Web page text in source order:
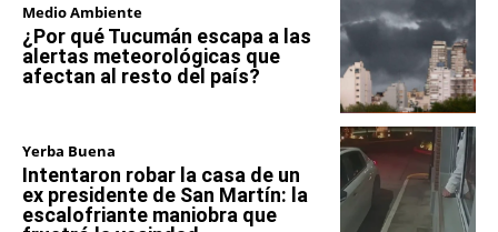
Medio Ambiente
¿Por qué Tucumán escapa a las
alertas meteorológicas que
afectan al resto del país?
Yerba Buena
Intentaron robar la casa de un
ex presidente de San Martín: la
escalofriante maniobra que